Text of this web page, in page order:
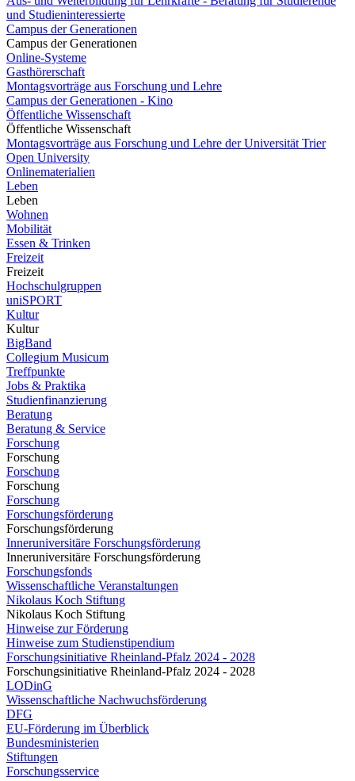
und Studieninteressierte
Campus der Generationen
Campus der Generationen
Online-Systeme
Gasthörerschaft
Montagsvorträge aus Forschung und Lehre
Campus der Generationen - Kino
Öffentliche Wissenschaft
Öffentliche Wissenschaft
Montagsvorträge aus Forschung und Lehre der Universität Trier
Open University
Onlinematerialien
Leben
Leben
Wohnen
Mobilität
Essen & Trinken
Freizeit
Freizeit
Hochschulgruppen
uniSPORT
Kultur
Kultur
BigBand
Collegium Musicum
Treffpunkte
Jobs & Praktika
Studienfinanzierung
Beratung
Beratung & Service
Forschung
Forschung
Forschung
Forschung
Forschung
Forschungsförderung
Forschungsförderung
Inneruniversitäre Forschungsförderung
Inneruniversitäre Forschungsförderung
Forschungsfonds
Wissenschaftliche Veranstaltungen
Nikolaus Koch Stiftung
Nikolaus Koch Stiftung
Hinweise zur Förderung
Hinweise zum Studienstipendium
Forschungsinitiative Rheinland-Pfalz 2024 - 2028
Forschungsinitiative Rheinland-Pfalz 2024 - 2028
LODinG
Wissenschaftliche Nachwuchsförderung
DFG
EU-Förderung im Überblick
Bundesministerien
Stiftungen
Forschungsservice